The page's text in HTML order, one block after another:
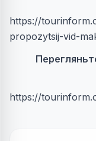
https://
propozytsij-vid-
https://